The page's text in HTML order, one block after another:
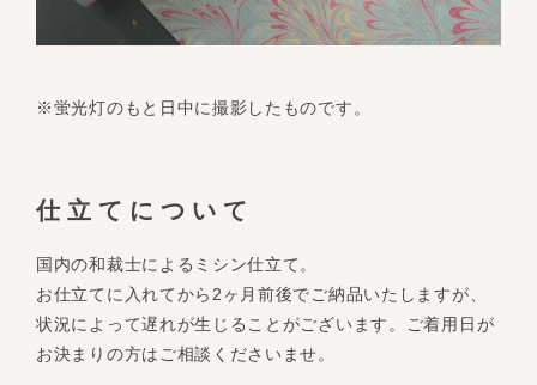
※蛍光灯のもと日中に撮影したものです。
仕立てについて
国内の和裁士によるミシン仕立て。
お仕立てに入れてから2ヶ月前後でご納品いたしますが、
状況によって遅れが生じることがございます。ご着用日が
お決まりの方はご相談くださいませ。